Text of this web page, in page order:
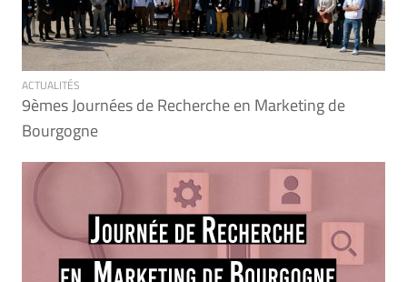
ACTUALITÉS
9èmes Journées de Recherche en Marketing de
Bourgogne